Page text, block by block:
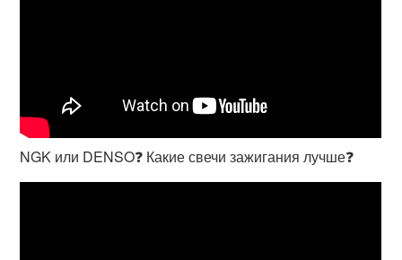
NGK или DENSO❓ Какие свечи зажигания лучше❓